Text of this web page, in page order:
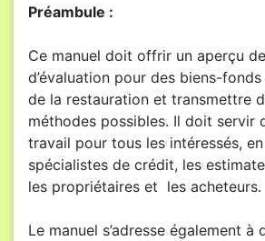
Préambule :
Ce manuel doit offrir un aperçu
d’évaluation pour des biens-
de la restauration et transmettre
méthodes possibles. Il doit servir
travail pour tous les intéressés,
spécialistes de crédit, les
les propriétaires et les acheteurs.
Le manuel s’adresse également à